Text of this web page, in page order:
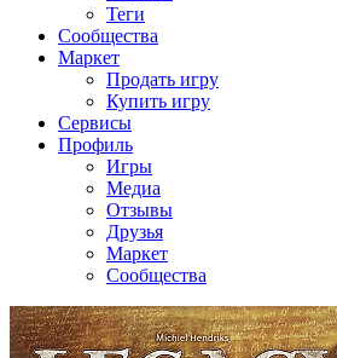
Теги
Сообщества
Маркет
Продать игру
Купить игру
Сервисы
Профиль
Игры
Медиа
Отзывы
Друзья
Маркет
Сообщества